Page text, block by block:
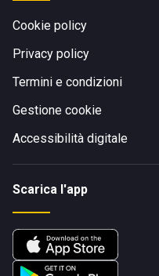
Cookie policy
Privacy policy
Termini e condizioni
Gestione cookie
Accessibilità digitale
Scarica l'app